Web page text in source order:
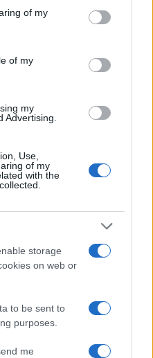
You may click to
and its third-party tags to
purposes in below Google
of my
of my
my
Advertising.
Use,
of my
with the
storage
on web or
to be sent to
purposes.
me
μένει η Μαρία
μέρα για την
εικόνες από την
που θα
στα μέτωπα της
στην Ελπίδα
μετέτρεψαν το
κόμμα»
που τροφοδότησε
και Βοιωτία: «Από τα
των τελευταίων 50
-
ραντεβού του
νοσοκομείου
το μηχανάκι του